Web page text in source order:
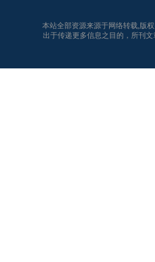
本站全部资源来源于网络转载,版
出于传递更多信息之目的，所刊